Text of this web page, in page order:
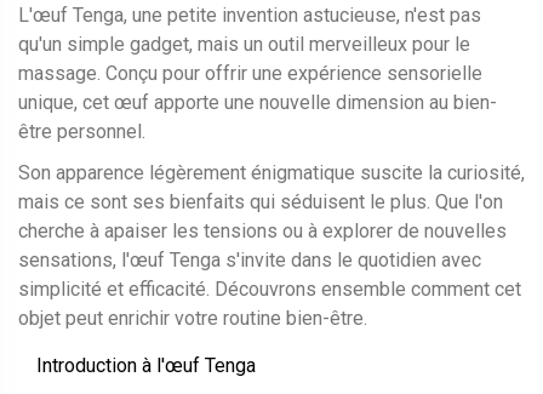
L'œuf Tenga, une petite invention astucieuse, n'est pas
qu'un simple gadget, mais un outil merveilleux pour le
massage. Conçu pour offrir une expérience sensorielle
unique, cet œuf apporte une nouvelle dimension au bien-
être personnel.
Son apparence légèrement énigmatique suscite la curiosité,
mais ce sont ses bienfaits qui séduisent le plus. Que l'on
cherche à apaiser les tensions ou à explorer de nouvelles
sensations, l'œuf Tenga s'invite dans le quotidien avec
simplicité et efficacité. Découvrons ensemble comment cet
objet peut enrichir votre routine bien-être.
Introduction à l'œuf Tenga